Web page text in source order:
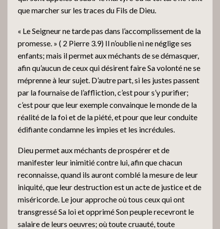
que marcher sur les traces du Fils de Dieu.
« Le Seigneur ne tarde pas dans l’accomplissement de la
promesse. » ( 2 Pierre 3.9) Il n’oublie ni ne néglige ses
enfants; mais il permet aux méchants de se démasquer,
afin qu’aucun de ceux qui désirent faire Sa volonté ne se
méprenne à leur sujet. D’autre part, si les justes passent
par la fournaise de l’affliction, c’est pour s’y purifier;
c’est pour que leur exemple convainque le monde de la
réalité de la foi et de la piété, et pour que leur conduite
édifiante condamne les impies et les incrédules.
Dieu permet aux méchants de prospérer et de
manifester leur inimitié contre lui, afin que chacun
reconnaisse, quand ils auront comblé la mesure de leur
iniquité, que leur destruction est un acte de justice et de
miséricorde. Le jour approche où tous ceux qui ont
transgressé Sa loi et opprimé Son peuple recevront le
salaire de leurs oeuvres; où toute cruauté, toute